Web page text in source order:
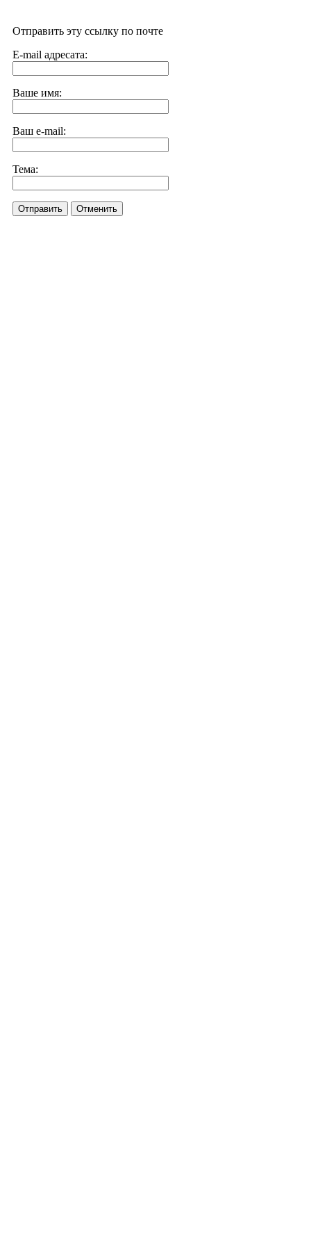
Отправить эту ссылку по почте
E-mail адресата:
Ваше имя:
Ваш e-mail:
Тема:
Отправить Отменить